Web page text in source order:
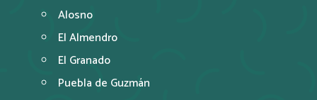
Alosno
El Almendro
El Granado
Puebla de Guzmán